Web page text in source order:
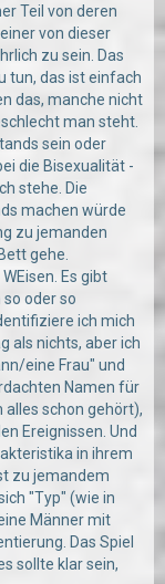
Teil von deren
von dieser
zu sein. Das
tun, das ist einfach
das, manche nicht
man steht.
sein oder
die Bisexualität -
stehe. Die
machen würde
zu jemanden
gehe.
Es gibt
oder so
ich mich
als nichts, aber ich
eine Frau" und
Namen für
schon gehört),
Ereignissen. Und
in ihrem
zu jemandem
"Typ" (wie in
Männer mit
Das Spiel
sollte klar sein,